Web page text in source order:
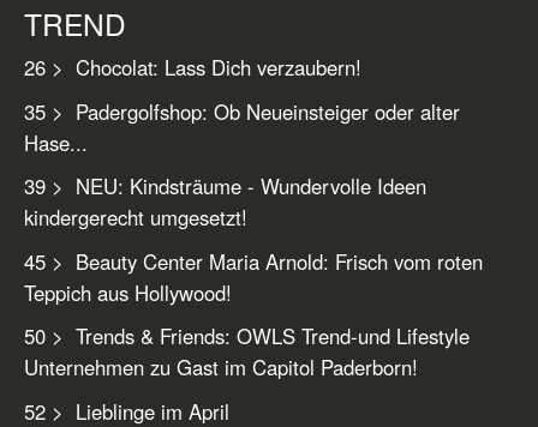
TREND
26 > Chocolat: Lass Dich verzaubern!
35 > Padergolfshop: Ob Neueinsteiger oder alter
Hase...
39 > NEU: Kindsträume - Wundervolle Ideen
kindergerecht umgesetzt!
45 > Beauty Center Maria Arnold: Frisch vom roten
Teppich aus Hollywood!
50 > Trends & Friends: OWLS Trend-und Lifestyle
Unternehmen zu Gast im Capitol Paderborn!
52 > Lieblinge im April